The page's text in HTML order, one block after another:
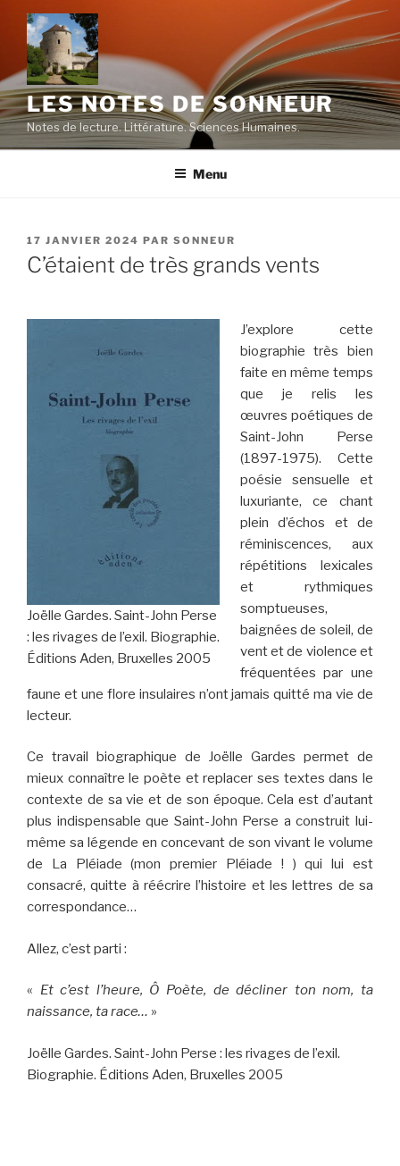
contenu
principal
LES NOTES DE SONNEUR
Notes de lecture. Littérature. Sciences Humaines.
Menu
PUBLIÉ
LE
17 JANVIER 2024 PAR SONNEUR
C’étaient de très grands vents
Joëlle Gardes. Saint-John Perse
: les rivages de l’exil. Biographie.
Éditions Aden, Bruxelles 2005
J’explore cette
biographie très bien
faite en même temps
que je relis les
œuvres poétiques de
Saint-John Perse
(1897-1975). Cette
poésie sensuelle et
luxuriante, ce chant
plein d’échos et de
réminiscences, aux
répétitions lexicales
et rythmiques
somptueuses,
baignées de soleil, de
vent et de violence et
fréquentées par une
faune et une flore insulaires n’ont jamais quitté ma vie de
lecteur.
Ce travail biographique de Joëlle Gardes permet de
mieux connaître le poète et replacer ses textes dans le
contexte de sa vie et de son époque. Cela est d’autant
plus indispensable que Saint-John Perse a construit lui-
même sa légende en concevant de son vivant le volume
de La Pléiade (mon premier Pléiade ! ) qui lui est
consacré, quitte à réécrire l’histoire et les lettres de sa
correspondance…
Allez, c’est parti :
« Et c’est l’heure, Ô Poète, de décliner ton nom, ta
naissance, ta race… »
Joëlle Gardes. Saint-John Perse : les rivages de l’exil.
Biographie. Éditions Aden, Bruxelles 2005